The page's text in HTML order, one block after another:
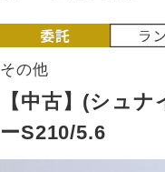
その他
【中古】(シュ
ーS210/5.6